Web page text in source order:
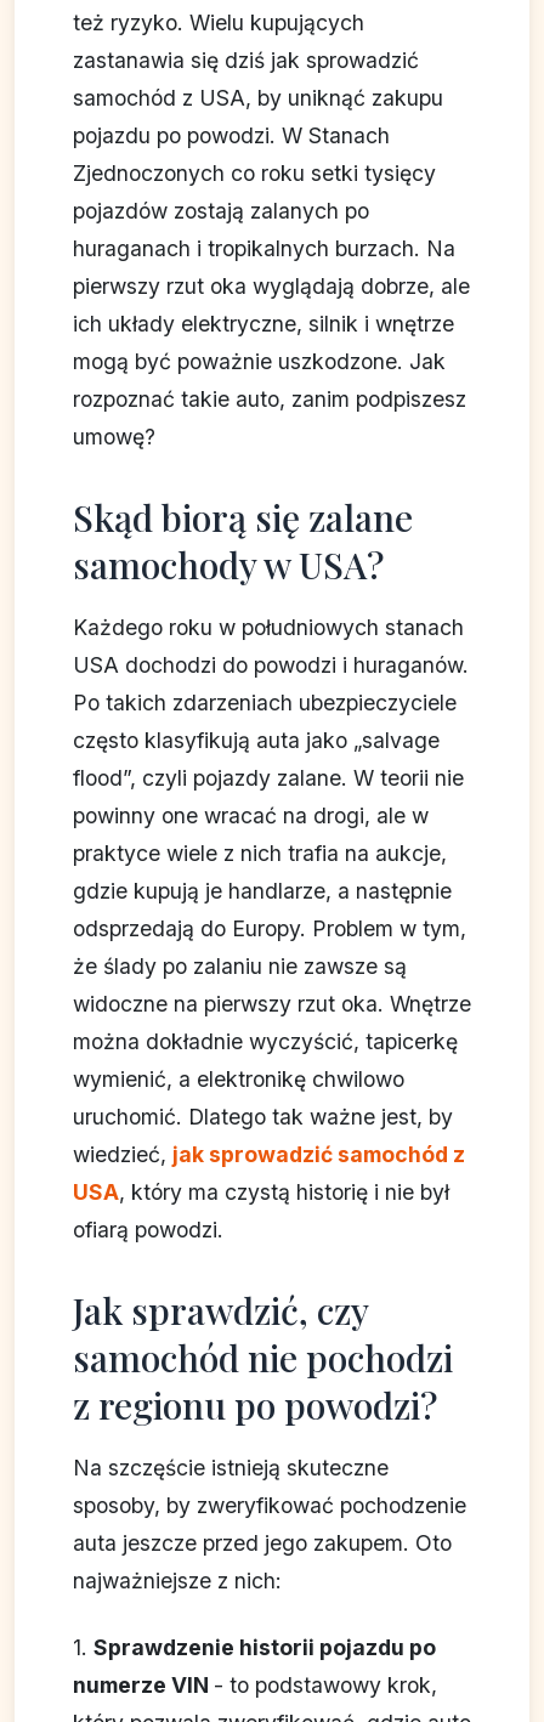
też ryzyko. Wielu kupujących
zastanawia się dziś jak sprowadzić
samochód z USA, by uniknąć zakupu
pojazdu po powodzi. W Stanach
Zjednoczonych co roku setki tysięcy
pojazdów zostają zalanych po
huraganach i tropikalnych burzach. Na
pierwszy rzut oka wyglądają dobrze, ale
ich układy elektryczne, silnik i wnętrze
mogą być poważnie uszkodzone. Jak
rozpoznać takie auto, zanim podpiszesz
umowę?
Skąd biorą się zalane
samochody w USA?
Każdego roku w południowych stanach
USA dochodzi do powodzi i huraganów.
Po takich zdarzeniach ubezpieczyciele
często klasyfikują auta jako „salvage
flood”, czyli pojazdy zalane. W teorii nie
powinny one wracać na drogi, ale w
praktyce wiele z nich trafia na aukcje,
gdzie kupują je handlarze, a następnie
odsprzedają do Europy. Problem w tym,
że ślady po zalaniu nie zawsze są
widoczne na pierwszy rzut oka. Wnętrze
można dokładnie wyczyścić, tapicerkę
wymienić, a elektronikę chwilowo
uruchomić. Dlatego tak ważne jest, by
wiedzieć, jak sprowadzić samochód z
USA, który ma czystą historię i nie był
ofiarą powodzi.
Jak sprawdzić, czy
samochód nie pochodzi
z regionu po powodzi?
Na szczęście istnieją skuteczne
sposoby, by zweryfikować pochodzenie
auta jeszcze przed jego zakupem. Oto
najważniejsze z nich:
1. Sprawdzenie historii pojazdu po
numerze VIN - to podstawowy krok,